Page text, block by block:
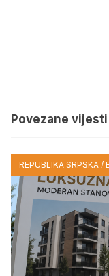
Povezane vijesti
REPUBLIKA SRPSKA /